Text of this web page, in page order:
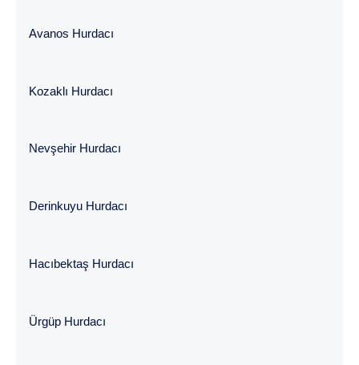
Avanos Hurdacı
Kozaklı Hurdacı
Nevşehir Hurdacı
Derinkuyu Hurdacı
Hacıbektaş Hurdacı
Ürgüp Hurdacı